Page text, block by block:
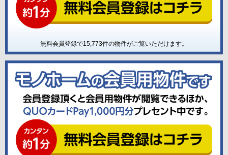
無料会員登録で15,773件の物件がご覧いただけます。